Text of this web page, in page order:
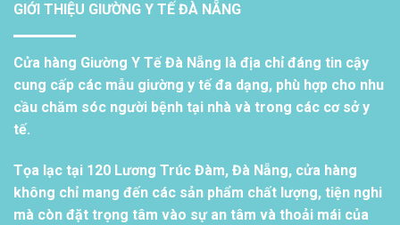
GIỚI THIỆU GIƯỜNG Y TẾ ĐÀ NẴNG
Cửa hàng Giường Y Tế Đà Nẵng là địa chỉ đáng tin cậy
cung cấp các mẫu giường y tế đa dạng, phù hợp cho nhu
cầu chăm sóc người bệnh tại nhà và trong các cơ sở y
tế.
Tọa lạc tại 120 Lương Trúc Đàm, Đà Nẵng, cửa hàng
không chỉ mang đến các sản phẩm chất lượng, tiện nghi
mà còn đặt trọng tâm vào sự an tâm và thoải mái của